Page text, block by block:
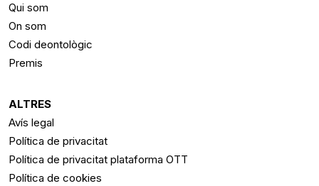
Qui som
On som
Codi deontològic
Premis
ALTRES
Avís legal
Política de privacitat
Política de privacitat plataforma OTT
Política de cookies